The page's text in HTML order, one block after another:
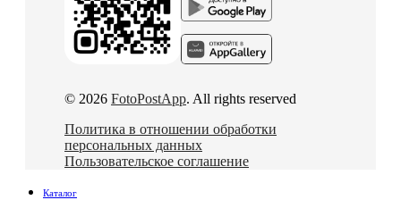
© 2026 FotoPostApp. All rights reserved
Политика в отношении обработки
персональных данных
Пользовательское соглашение
Каталог